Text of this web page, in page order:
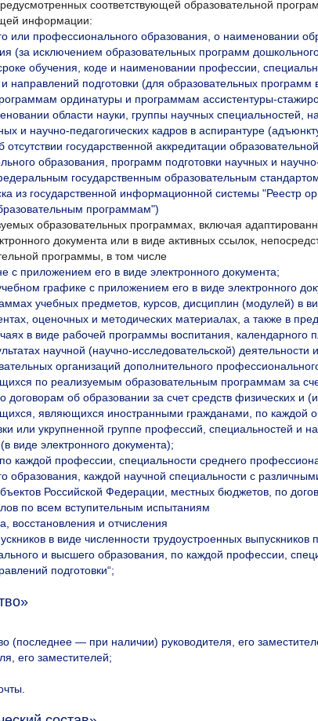
соответствующей образовательной
информации:
или профессионального образования, о наименовании
(за исключением образовательных программ
обучения, коде и наименовании профессии,
направлений подготовки (для образовательных
ординатуры и программам ассистентуры-
области науки, группы научных специальностей,
и научно-педагогических кадров в аспирантуре
отсутствии государственной аккредитации
образования, программ подготовки научных и
государственным образовательным
из государственной информационной системы "Реестр
программам")
образовательных программах, включая
документа или в виде активных ссылок,
программы, в том числе
с приложением его в виде электронного документа;
графике с приложением его в виде электронного
учебных предметов, курсов, дисциплин (модулей) в
оценочных и методических материалах, а также в
в виде рабочей программы воспитания, календарного
научной (научно-исследовательской)
организаций дополнительного
по реализуемым образовательным программам за
договорам об образовании за счет средств физических и
являющихся иностранными гражданами, по каждой
или укрупненной группе профессий, специальностей и
виде электронного документа);
каждой профессии, специальности среднего
образования, каждой научной специальности с
Российской Федерации, местных бюджетов, по
по всем вступительным испытаниям
восстановления и отчисления
в виде численности трудоустроенных
и высшего образования, по каждой профессии,
подготовки“;
(последнее — при наличии) руководителя, его
его заместителей;